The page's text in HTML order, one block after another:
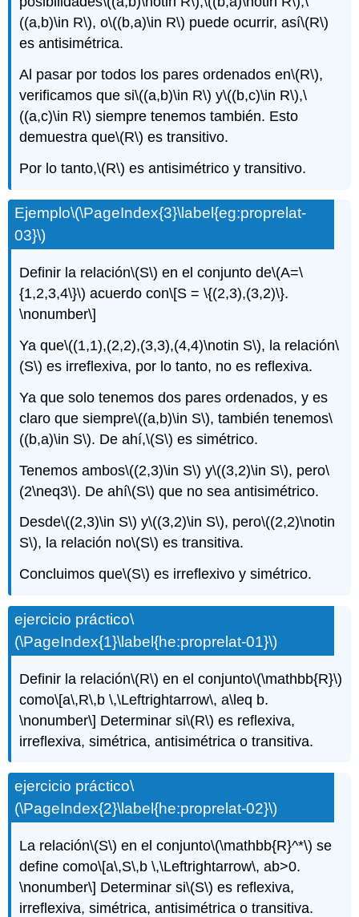
((a,b)\in R\), o\((b,a)\in R\) puede ocurrir, así\(R\)
es antisimétrica.
Al pasar por todos los pares ordenados en\(R\),
verificamos que si\((a,b)\in R\) y\((b,c)\in R\),\
((a,c)\in R\) siempre tenemos también. Esto
demuestra que\(R\) es transitivo.
Por lo tanto,\(R\) es antisimétrico y transitivo.
Ejemplo\(\PageIndex{3}\label{eg:proprelat-
03}\)
Definir la relación\(S\) en el conjunto de\(A=\
{1,2,3,4\}\) acuerdo con\[S = \{(2,3),(3,2)\}.
\nonumber\]
Ya que\((1,1),(2,2),(3,3),(4,4)\notin S\), la relación\
(S\) es irreflexiva, por lo tanto, no es reflexiva.
Ya que solo tenemos dos pares ordenados, y es
claro que siempre\((a,b)\in S\), también tenemos\
((b,a)\in S\). De ahí,\(S\) es simétrico.
Tenemos ambos\((2,3)\in S\) y\((3,2)\in S\), pero\
(2\neq3\). De ahí\(S\) que no sea antisimétrico.
Desde\((2,3)\in S\) y\((3,2)\in S\), pero\((2,2)\notin
S\), la relación no\(S\) es transitiva.
Concluimos que\(S\) es irreflexivo y simétrico.
ejercicio práctico\
(\PageIndex{1}\label{he:proprelat-01}\)
Definir la relación\(R\) en el conjunto\(\mathbb{R}\)
como\[a\,R\,b \,\Leftrightarrow\, a\leq b.
\nonumber\] Determinar si\(R\) es reflexiva,
irreflexiva, simétrica, antisimétrica o transitiva.
ejercicio práctico\
(\PageIndex{2}\label{he:proprelat-02}\)
La relación\(S\) en el conjunto\(\mathbb{R}^*\) se
define como\[a\,S\,b \,\Leftrightarrow\, ab>0.
\nonumber\] Determinar si\(S\) es reflexiva,
irreflexiva, simétrica, antisimétrica o transitiva.